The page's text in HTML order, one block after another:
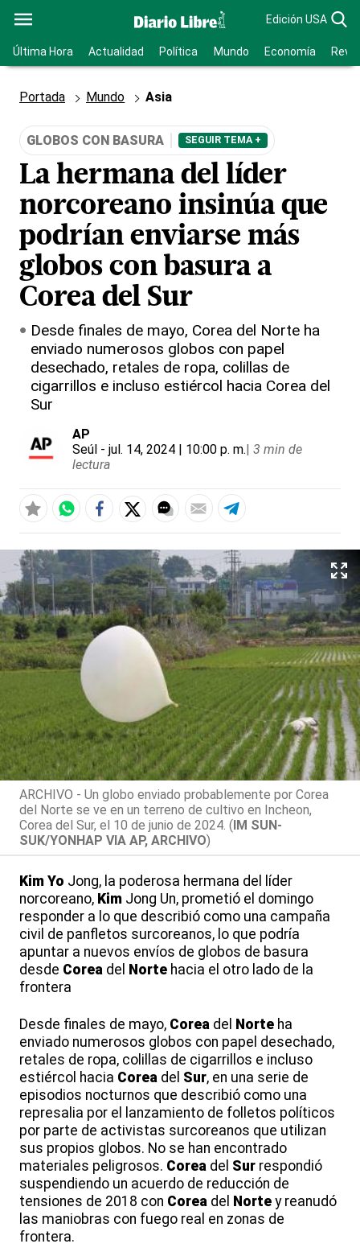
Edición USA
Última Hora Actualidad Política Mundo Economía
Portada Mundo Asia
GLOBOS CON BASURA SEGUIR TEMA +
La hermana del líder
norcoreano insinúa que
podrían enviarse más
globos con basura a
Corea del Sur
Desde finales de mayo, Corea del Norte ha
enviado numerosos globos con papel
desechado, retales de ropa, colillas de
cigarrillos e incluso estiércol hacia Corea del
Sur
AP
Seúl - jul. 14, 2024 | 10:00 p. m.| 3 min de
lectura
ARCHIVO - Un globo enviado probablemente por Corea
del Norte se ve en un terreno de cultivo en Incheon,
Corea del Sur, el 10 de junio de 2024. (IM SUN-
SUK/YONHAP VIA AP, ARCHIVO)
Kim Yo Jong, la poderosa hermana del líder
norcoreano, Kim Jong Un, prometió el domingo
responder a lo que describió como una campaña
civil de panfletos surcoreanos, lo que podría
apuntar a nuevos envíos de globos de basura
desde Corea del Norte hacia el otro lado de la
frontera
Desde finales de mayo, Corea del Norte ha
enviado numerosos globos con papel desechado,
retales de ropa, colillas de cigarrillos e incluso
estiércol hacia Corea del Sur, en una serie de
episodios nocturnos que describió como una
represalia por el lanzamiento de folletos políticos
por parte de activistas surcoreanos que utilizan
sus propios globos. No se han encontrado
materiales peligrosos. Corea del Sur respondió
suspendiendo un acuerdo de reducción de
tensiones de 2018 con Corea del Norte y reanudó
las maniobras con fuego real en zonas de
frontera.